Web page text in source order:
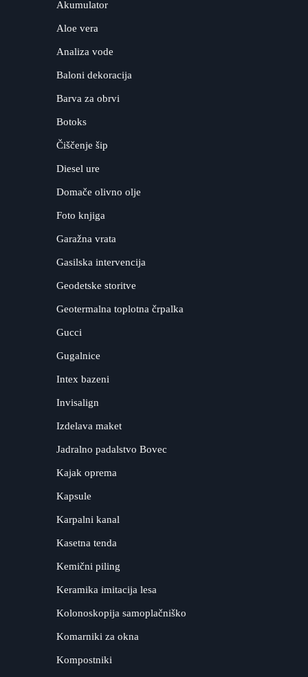
Akumulator
Aloe vera
Analiza vode
Baloni dekoracija
Barva za obrvi
Botoks
Čiščenje šip
Diesel ure
Domače olivno olje
Foto knjiga
Garažna vrata
Gasilska intervencija
Geodetske storitve
Geotermalna toplotna črpalka
Gucci
Gugalnice
Intex bazeni
Invisalign
Izdelava maket
Jadralno padalstvo Bovec
Kajak oprema
Kapsule
Karpalni kanal
Kasetna tenda
Kemični piling
Keramika imitacija lesa
Kolonoskopija samoplačniško
Komarniki za okna
Kompostniki